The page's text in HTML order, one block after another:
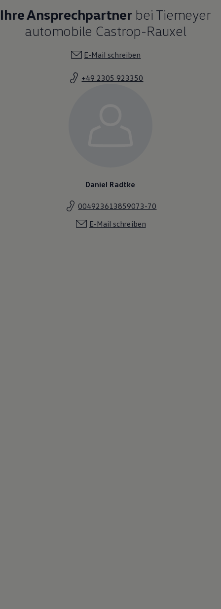
Ihre Ansprechpartnerbei Tiemeyer
automobile Castrop-Rauxel
E-Mail schreiben
+49 2305 923350
Daniel Radtke
004923613859073-70
E-Mail schreiben